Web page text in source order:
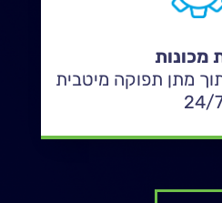
מכונות
מתן תפוקה מיטבית
24/